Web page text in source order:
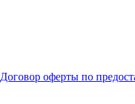
Договор оферты по